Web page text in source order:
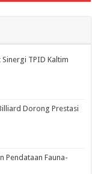
TPID Kaltim
Dorong Prestasi
Pendataan Fauna-